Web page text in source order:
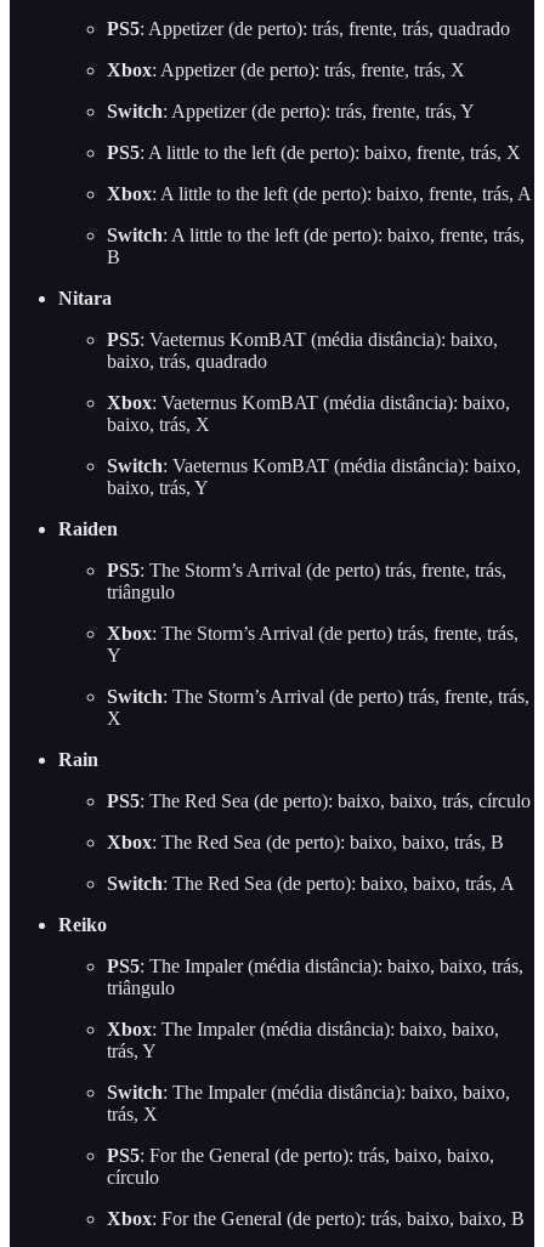
PS5: Appetizer (de perto): trás, frente, trás, quadrado
Xbox: Appetizer (de perto): trás, frente, trás, X
Switch: Appetizer (de perto): trás, frente, trás, Y
PS5: A little to the left (de perto): baixo, frente, trás, X
Xbox: A little to the left (de perto): baixo, frente, trás, A
Switch: A little to the left (de perto): baixo, frente, trás,
B
Nitara
PS5: Vaeternus KomBAT (média distância): baixo,
baixo, trás, quadrado
Xbox: Vaeternus KomBAT (média distância): baixo,
baixo, trás, X
Switch: Vaeternus KomBAT (média distância): baixo,
baixo, trás, Y
Raiden
PS5: The Storm’s Arrival (de perto) trás, frente, trás,
triângulo
Xbox: The Storm’s Arrival (de perto) trás, frente, trás,
Y
Switch: The Storm’s Arrival (de perto) trás, frente, trás,
X
Rain
PS5: The Red Sea (de perto): baixo, baixo, trás, círculo
Xbox: The Red Sea (de perto): baixo, baixo, trás, B
Switch: The Red Sea (de perto): baixo, baixo, trás, A
Reiko
PS5: The Impaler (média distância): baixo, baixo, trás,
triângulo
Xbox: The Impaler (média distância): baixo, baixo,
trás, Y
Switch: The Impaler (média distância): baixo, baixo,
trás, X
PS5: For the General (de perto): trás, baixo, baixo,
círculo
Xbox: For the General (de perto): trás, baixo, baixo, B